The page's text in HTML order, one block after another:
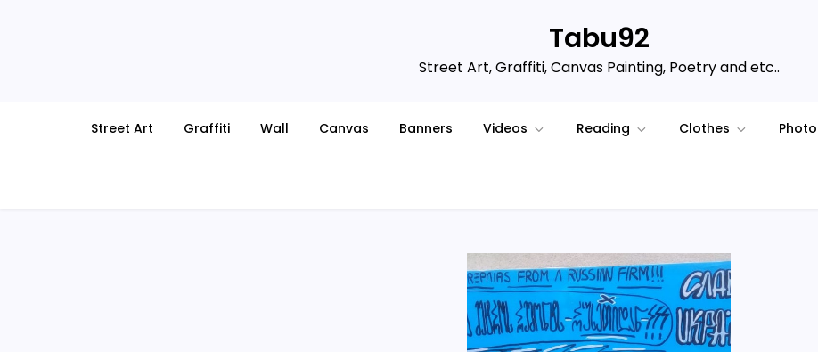
Tabu92
Street Art, Graffiti, Canvas Painting, Poetry and etc..
Street Art Graffiti Wall Canvas Banners Videos Reading Clothes Photo